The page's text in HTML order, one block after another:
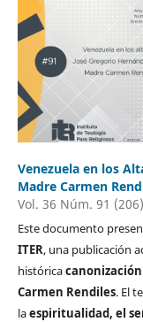
Venezuela en los
Madre Carmen
Vol. 36 Núm. 91 (206)
Este documento
ITER, una publicación
históricacanonización
Carmen Rendiles. El
laespiritualidad, el